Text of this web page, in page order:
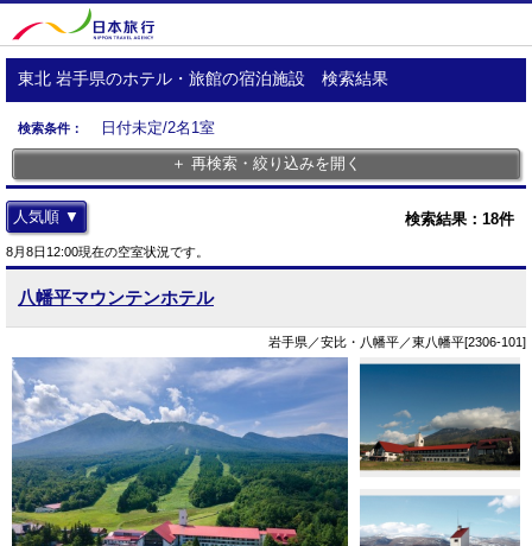
東北 岩手県のホテル・旅館の宿泊施設 検索結果
検索条件：
日付未定/2名1室
＋ 再検索・絞り込みを開く
検索結果： 18件
人気順 ▼
8月8日12:00現在の空室状況です。
八幡平マウンテンホテル
岩手県／安比・八幡平／東八幡平[2306-101]